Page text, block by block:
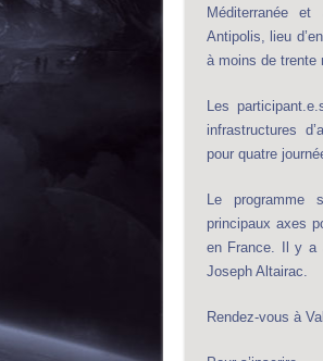
Méditerranée
Antipolis, lieu
à moins de trente
Les
infrastructures
pour quatre
Le programme
principaux axes
en France. Il y a
Joseph Altairac.
Rendez-vous à